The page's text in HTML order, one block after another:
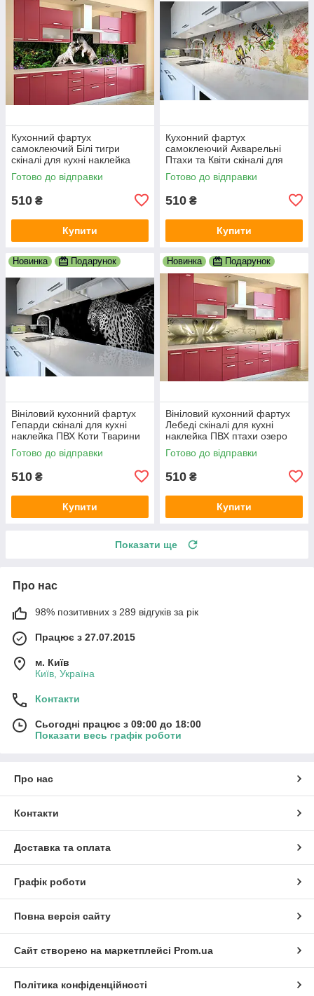
Кухонний фартух
самоклеючий Білі тигри
скіналі для кухні наклейка
ПВХ тварини зелений
600х2000 мм
Готово до відправки
510 ₴
Купити
Кухонний фартух
самоклеючий Акварельні
Птахи та Квіти скіналі для
кухні наклейка ПВХ бежевий
600х2000 мм
Готово до відправки
510 ₴
Купити
Новинка Подарунок
Вініловий кухонний фартух
Гепарди скіналі для кухні
наклейка ПВХ Коти Тварини
Чорний 600х2000 мм
Готово до відправки
510 ₴
Купити
Новинка Подарунок
Вініловий кухонний фартух
Лебеді скіналі для кухні
наклейка ПВХ птахи озеро
світанок Бежевий 600х2000
мм
Готово до відправки
510 ₴
Купити
Показати ще
Про нас
98% позитивних з 289 відгуків за рік
Працює з 27.07.2015
м. Київ
Київ, Україна
Контакти
Сьогодні працює з 09:00 до 18:00
Показати весь графік роботи
Про нас
Контакти
Доставка та оплата
Графік роботи
Повна версія сайту
Сайт створено на маркетплейсі Prom.ua
Політика конфіденційності